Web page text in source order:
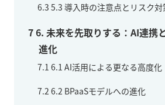
6.3 5.3 導入時の注意点とリスク対
76. 未来を先取りする：AI連携
進化
7.1 6.1 AI活用による更なる高度化
7.2 6.2 BPaaSモデルへの進化